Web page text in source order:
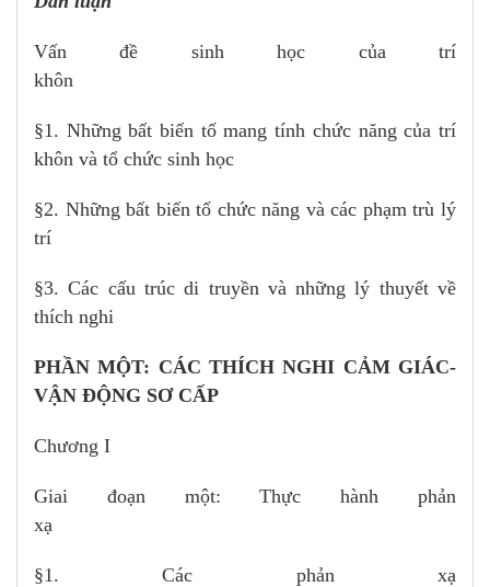
Vấn đề sinh học của trí
khôn
§1. Những bất biến tố mang tính chức năng của trí
khôn và tổ chức sinh học
§2. Những bất biến tố chức năng và các phạm trù lý
trí
§3. Các cấu trúc di truyền và những lý thuyết về
thích nghi
PHẦN MỘT: CÁC THÍCH NGHI CẢM GIÁC-
VẬN ĐỘNG SƠ CẤP
Chương I
Giai đoạn một: Thực hành phản
xạ
§1. Các phản xạ